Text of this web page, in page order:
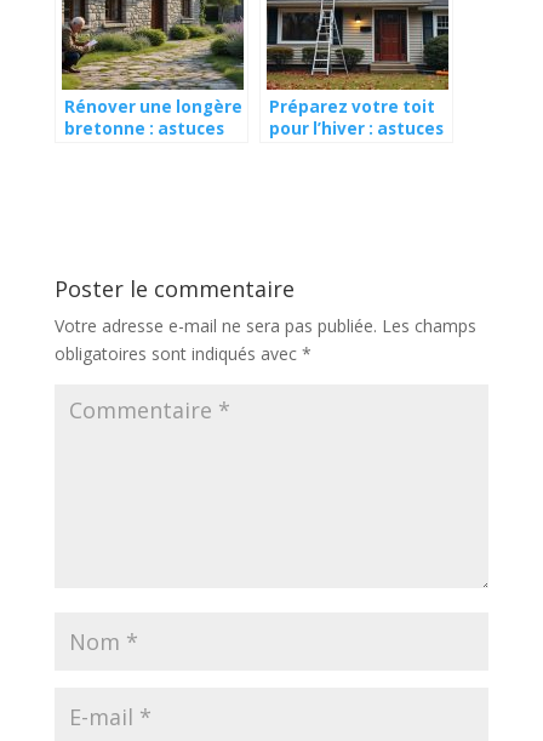
Rénover une longère
bretonne : astuces
Préparez votre toit
pour l’hiver : astuces
Poster le commentaire
Votre adresse e-mail ne sera pas publiée. Les champs
obligatoires sont indiqués avec *